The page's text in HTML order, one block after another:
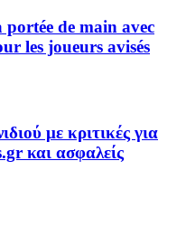
de main avec
les joueurs avisés
με κριτικές για
και ασφαλείς